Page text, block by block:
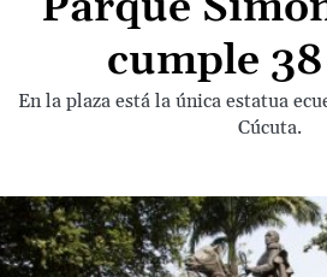
cumple
En la plaza está la única estatua
Cúcuta.